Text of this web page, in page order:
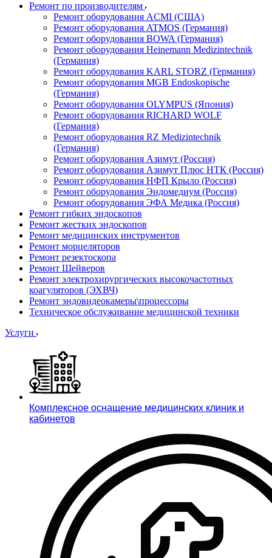
Ремонт по производителям
Ремонт оборудования ACMI (США)
Ремонт оборудования ATMOS (Германия)
Ремонт оборудования BOWA (Германия)
Ремонт оборудования Heinemann Medizintechnik
(Германия)
Ремонт оборудования KARL STORZ (Германия)
Ремонт оборудования MGB Endoskopische
(Германия)
Ремонт оборудования OLYMPUS (Япония)
Ремонт оборудования RICHARD WOLF
(Германия)
Ремонт оборудования RZ Medizintechnik
(Германия)
Ремонт оборудования Азимут (Россия)
Ремонт оборудования Азимут Плюс НТК (Россия)
Ремонт оборудования НФП Крыло (Россия)
Ремонт оборудования Эндомедиум (Россия)
Ремонт оборудования ЭФА Медика (Россия)
Ремонт гибких эндоскопов
Ремонт жестких эндоскопов
Ремонт медицинских инструментов
Ремонт морцеляторов
Ремонт резектоскопа
Ремонт Шейверов
Ремонт электрохирургических высокочастотных
коагуляторов (ЭХВЧ)
Ремонт эндовидеокамеры\процессоры
Техническое обслуживание медицинской техники
Услуги
Комплексное оснащение медицинских клиник и
кабинетов